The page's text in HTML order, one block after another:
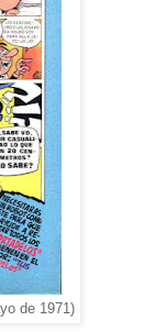
de 1971)